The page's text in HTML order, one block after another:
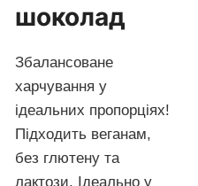
шоколад
Збалансоване
харчування у
ідеальних пропорціях!
Підходить веганам,
без глютену та
лактози. Ідеально у